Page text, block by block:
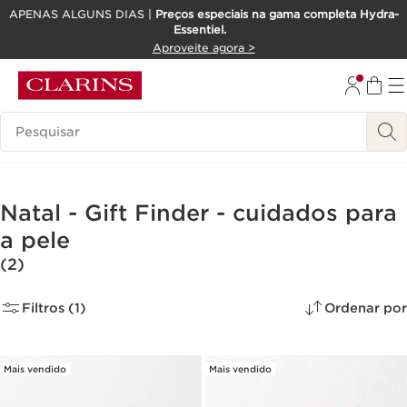
SALTAR PARA O CONTEÚDO
APENAS ALGUNS DIAS | Preços especiais na gama completa Hydra-
Essentiel.
Aproveite agora >
Pesquisar Legenda
Natal - Gift Finder - cuidados para
a pele
(2)
Filtros (1) Ordenar por
Mais vendido Mais vendido